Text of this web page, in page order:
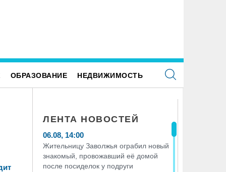
ОБРАЗОВАНИЕ НЕДВИЖИМОСТЬ
ЛЕНТА НОВОСТЕЙ
06.08, 14:00
Жительницу Заволжья ограбил новый
знакомый, провожавший её домой
после посиделок у подруги